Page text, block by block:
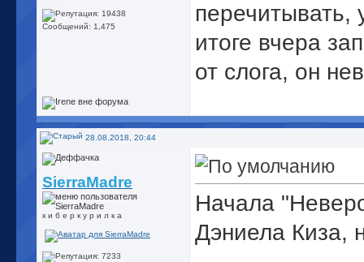
Сообщений: 1,475
перечитывать,
итоге вчера
от слога, он
28.08.2018, 20:44
SierraMadre
к и б е р к у р и л к а
Начала
Дэниела Киза,